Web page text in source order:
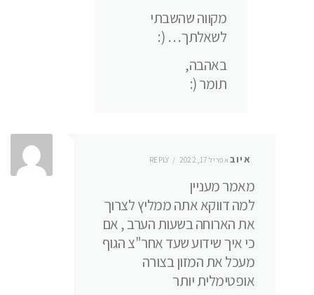
מקווה שהשבתי
לשאלתך… (:
באהבה,
תומר (:
איובאפריל 17, 2022 REPLY
מאמר מעניין
למה דווקא אתה ממליץ לצרוך
את הארוחה בשעות הערב , אם
כי איך שידוע שעד אחר"צ הגוף
מעכל את המזון בצורה
אופטימלית יותר